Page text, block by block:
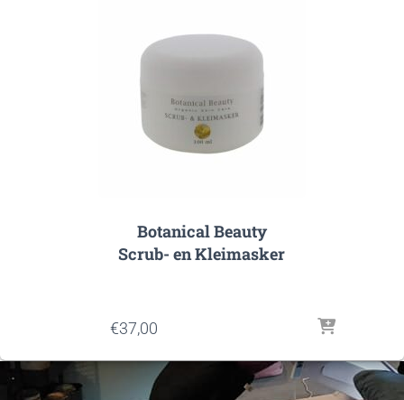
Botanical Beauty
Scrub- en Kleimasker
€37,00